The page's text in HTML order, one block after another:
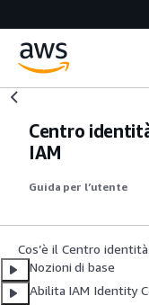
Centro
IAM
Guida per l’utente
Cos’è il Centro
Nozioni di base
Abilita IAM Identity